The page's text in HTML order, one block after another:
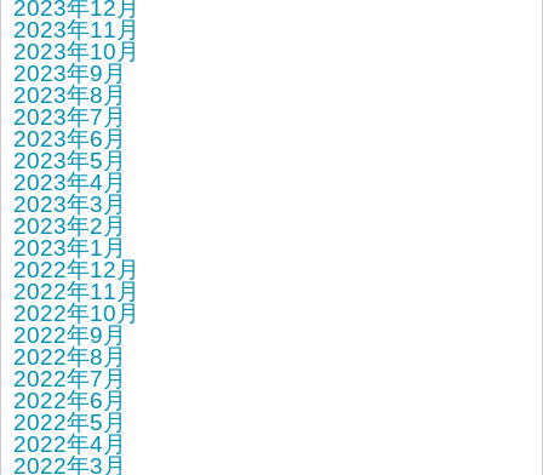
2023年12月
2023年11月
2023年10月
2023年9月
2023年8月
2023年7月
2023年6月
2023年5月
2023年4月
2023年3月
2023年2月
2023年1月
2022年12月
2022年11月
2022年10月
2022年9月
2022年8月
2022年7月
2022年6月
2022年5月
2022年4月
2022年3月